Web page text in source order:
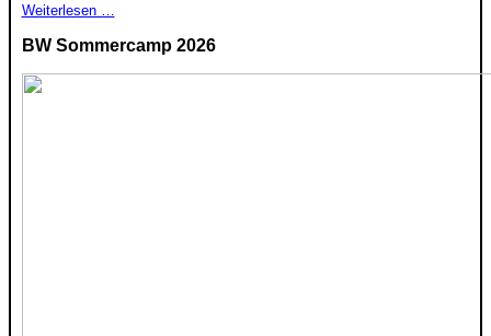
Weiterlesen …
BW Sommercamp 2026